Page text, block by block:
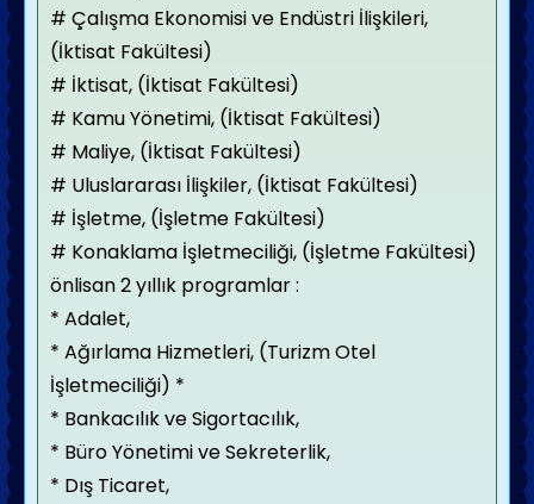
# Çalışma Ekonomisi ve Endüstri İlişkileri,
(İktisat Fakültesi)
# İktisat, (İktisat Fakültesi)
# Kamu Yönetimi, (İktisat Fakültesi)
# Maliye, (İktisat Fakültesi)
# Uluslararası İlişkiler, (İktisat Fakültesi)
# İşletme, (İşletme Fakültesi)
# Konaklama İşletmeciliği, (İşletme Fakültesi)
önlisan 2 yıllık programlar :
* Adalet,
* Ağırlama Hizmetleri, (Turizm Otel
İşletmeciliği) *
* Bankacılık ve Sigortacılık,
* Büro Yönetimi ve Sekreterlik,
* Dış Ticaret,